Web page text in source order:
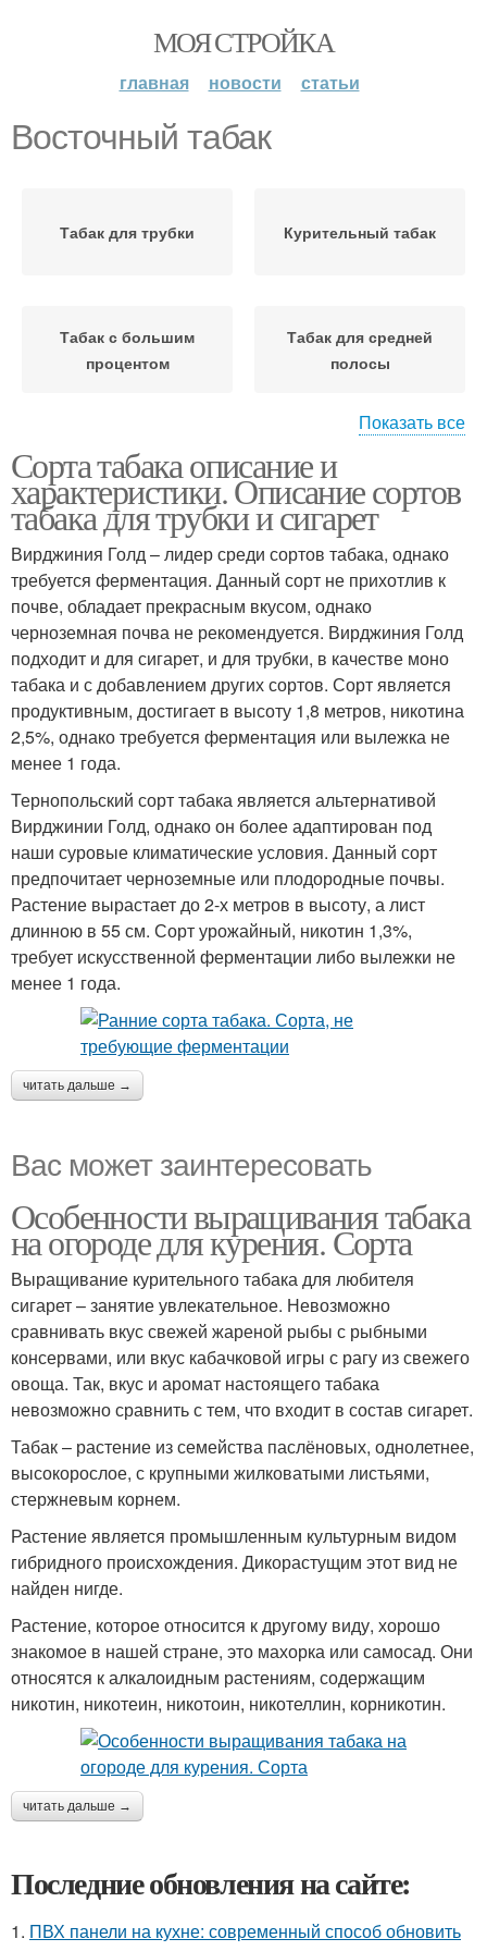
МОЯ СТРОЙКА
главная новости статьи
Восточный табак
Табак для трубки Курительный табак
Табак с большим
процентом
Табак для средней
полосы
Табак к ферментации Табак для сигарет
Показать все
Сорта табака описание и
характеристики. Описание сортов
табака для трубки и сигарет
Вирджиния Голд – лидер среди сортов табака, однако
требуется ферментация. Данный сорт не прихотлив к
почве, обладает прекрасным вкусом, однако
черноземная почва не рекомендуется. Вирджиния Голд
подходит и для сигарет, и для трубки, в качестве моно
табака и с добавлением других сортов. Сорт является
продуктивным, достигает в высоту 1,8 метров, никотина
2,5%, однако требуется ферментация или вылежка не
менее 1 года.
Тернопольский сорт табака является альтернативой
Вирджинии Голд, однако он более адаптирован под
наши суровые климатические условия. Данный сорт
предпочитает черноземные или плодородные почвы.
Растение вырастает до 2-х метров в высоту, а лист
длинною в 55 см. Сорт урожайный, никотин 1,3%,
требует искусственной ферментации либо вылежки не
менее 1 года.
читать дальше →
Вас может заинтересовать
Особенности выращивания табака
на огороде для курения. Сорта
Выращивание курительного табака для любителя
сигарет – занятие увлекательное. Невозможно
сравнивать вкус свежей жареной рыбы с рыбными
консервами, или вкус кабачковой игры с рагу из свежего
овоща. Так, вкус и аромат настоящего табака
невозможно сравнить с тем, что входит в состав сигарет.
Табак – растение из семейства паслёновых, однолетнее,
высокорослое, с крупными жилковатыми листьями,
стержневым корнем.
Растение является промышленным культурным видом
гибридного происхождения. Дикорастущим этот вид не
найден нигде.
Растение, которое относится к другому виду, хорошо
знакомое в нашей стране, это махорка или самосад. Они
относятся к алкалоидным растениям, содержащим
никотин, никотеин, никотоин, никотеллин, корникотин.
читать дальше →
Последние обновления на сайте:
1. ПВХ панели на кухне: современный способ обновить